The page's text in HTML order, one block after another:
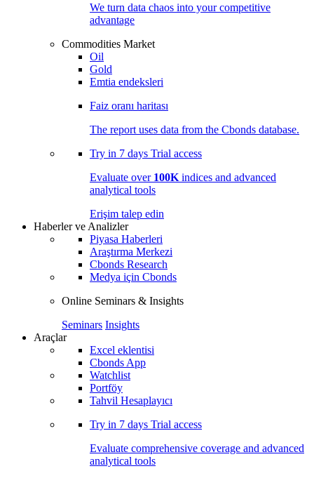
We turn data chaos into your competitive
advantage
Commodities Market
Oil
Gold
Emtia endeksleri
Faiz oranı haritası
The report uses data from the Cbonds database.
Try in 7 days Trial access
Evaluate over 100K indices and advanced
analytical tools
Erişim talep edin
Haberler ve Analizler
Piyasa Haberleri
Araştırma Merkezi
Cbonds Research
Medya için Cbonds
Online Seminars & Insights
Seminars Insights
Araçlar
Excel eklentisi
Cbonds App
Watchlist
Portföy
Tahvil Hesaplayıcı
Try in 7 days Trial access
Evaluate comprehensive coverage and advanced
analytical tools